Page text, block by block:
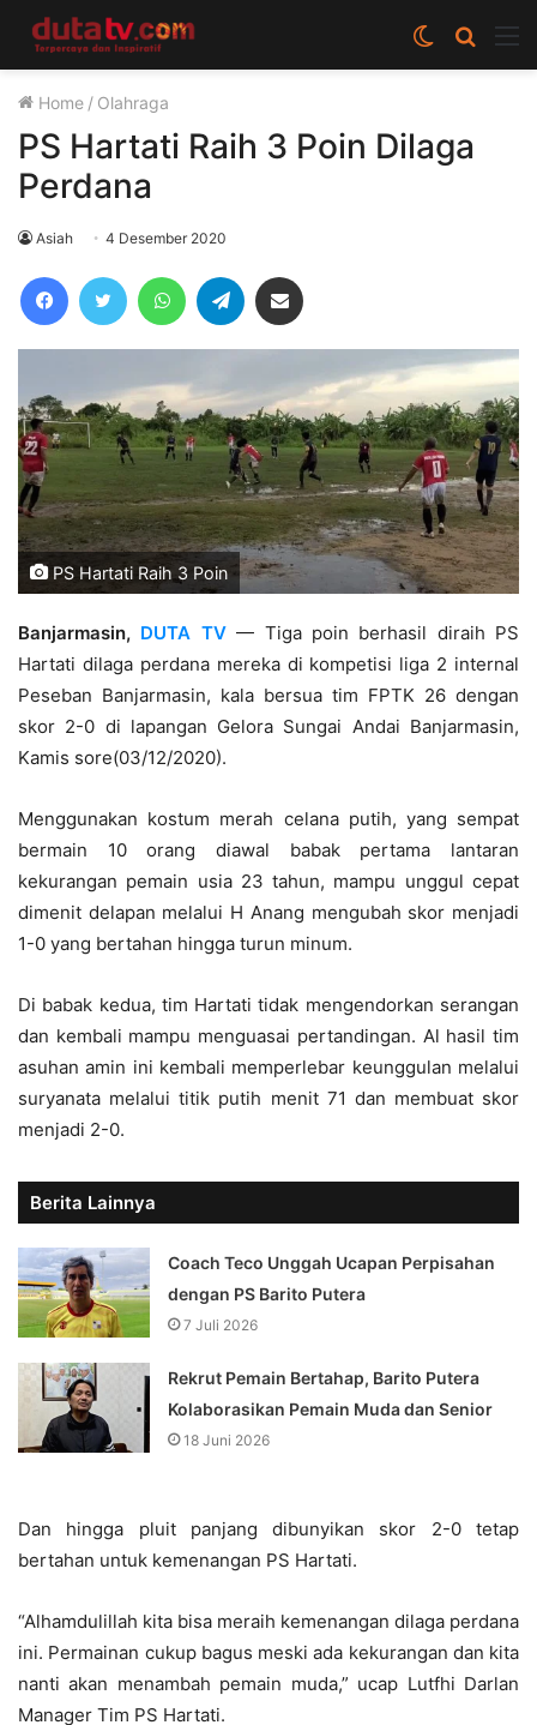
Cari
berita
Switch
skin
Home / Olahraga
PS Hartati Raih 3 Poin Dilaga
Perdana
Asiah 4 Desember 2020
FacebookTwitter WhatsAppTelegram
PS Hartati Raih 3 Poin
Banjarmasin, DUTA TV— Tiga poin berhasil diraih PS
Hartati dilaga perdana mereka di kompetisi liga 2 internal
Peseban Banjarmasin, kala bersua tim FPTK 26 dengan
skor 2-0 di lapangan Gelora Sungai Andai Banjarmasin,
Kamis sore(03/12/2020).
Menggunakan kostum merah celana putih, yang sempat
bermain 10 orang diawal babak pertama lantaran
kekurangan pemain usia 23 tahun, mampu unggul cepat
dimenit delapan melalui H Anang mengubah skor menjadi
1-0 yang bertahan hingga turun minum.
Di babak kedua, tim Hartati tidak mengendorkan serangan
dan kembali mampu menguasai pertandingan. Al hasil tim
asuhan amin ini kembali memperlebar keunggulan melalui
suryanata melalui titik putih menit 71 dan membuat skor
menjadi 2-0.
Berita Lainnya
Coach Teco Unggah Ucapan Perpisahan
dengan PS Barito Putera
7 Juli 2026
Rekrut Pemain Bertahap, Barito Putera
Kolaborasikan Pemain Muda dan Senior
18 Juni 2026
Dan hingga pluit panjang dibunyikan skor 2-0 tetap
bertahan untuk kemenangan PS Hartati.
“Alhamdulillah kita bisa meraih kemenangan dilaga perdana
ini. Permainan cukup bagus meski ada kekurangan dan kita
nanti akan menambah pemain muda,” ucap Lutfhi Darlan
Manager Tim PS Hartati.